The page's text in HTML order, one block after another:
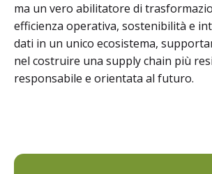
ma un vero abilitatore di
efficienza operativa, sostenibilità e
dati in un unico ecosistema,
nel costruire una supply chain più
responsabile e orientata al futuro.